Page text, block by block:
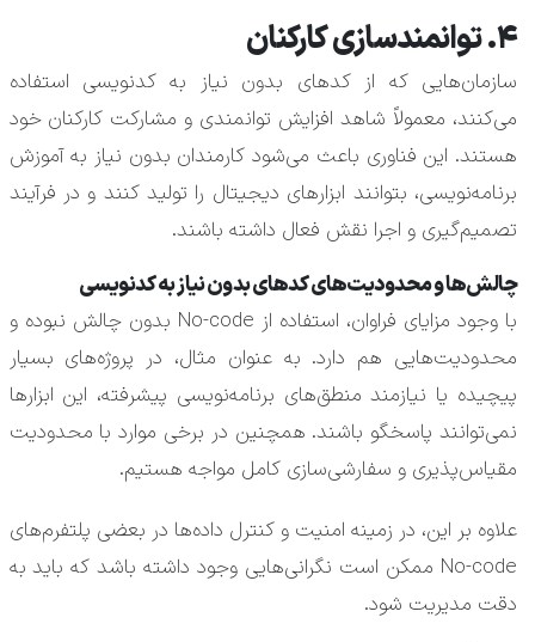
۴. توانمندسازی کارکنان
سازمان‌هایی که از کدهای بدون نیاز به کدنویسی استفاده
می‌کنند، معمولاً شاهد افزایش توانمندی و مشارکت کارکنان خود
هستند. این فناوری باعث می‌شود کارمندان بدون نیاز به آموزش
برنامه‌نویسی، بتوانند ابزارهای دیجیتال را تولید کنند و در فرآیند
تصمیم‌گیری و اجرا نقش فعال داشته باشند.
چالش‌ها و محدودیت‌های کدهای بدون نیاز به کدنویسی
با وجود مزایای فراوان، استفاده از No-code بدون چالش نبوده و
محدودیت‌هایی هم دارد. به عنوان مثال، در پروژه‌های بسیار
پیچیده یا نیازمند منطق‌های برنامه‌نویسی پیشرفته، این ابزارها
نمی‌توانند پاسخگو باشند. همچنین در برخی موارد با محدودیت
مقیاس‌پذیری و سفارشی‌سازی کامل مواجه هستیم.
علاوه بر این، در زمینه امنیت و کنترل داده‌ها در بعضی پلتفرم‌های
No-code ممکن است نگرانی‌هایی وجود داشته باشد که باید به
دقت مدیریت شود.